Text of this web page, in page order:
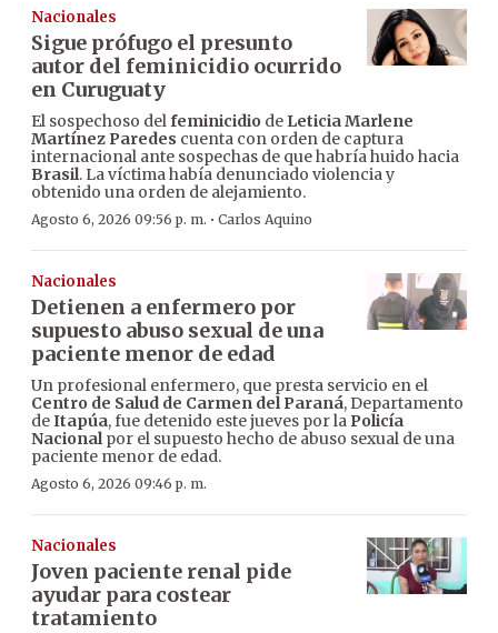
Nacionales
Sigue prófugo el presunto
autor del feminicidio ocurrido
en Curuguaty
El sospechoso delfeminicidio de Leticia Marlene
Martínez Paredes cuenta con orden de captura
internacional ante sospechas de que habría huido hacia
Brasil. La víctima había denunciado violencia y
obtenido una orden de alejamiento.
Agosto 6, 2026 09:56 p. m. · Carlos Aquino
Nacionales
Detienen a enfermero por
supuesto abuso sexual de una
paciente menor de edad
Un profesional enfermero, que presta servicio en el
Centro de Salud de Carmen del Paraná, Departamento
deItapúa, fue detenido este jueves por la Policía
Nacionalpor el supuesto hecho de abuso sexual de una
paciente menor de edad.
Agosto 6, 2026 09:46 p. m.
Nacionales
Joven paciente renal pide
ayudar para costear
tratamiento